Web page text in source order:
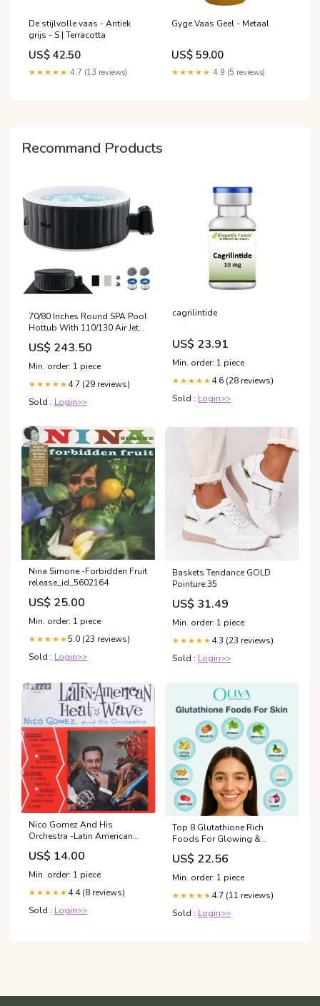
De stijlvolle vaas - Antiek
grijs - S | Terracotta
US$ 42.50
★★★★★ 4.7 (13 reviews)
Gyge Vaas Geel - Metaal
US$ 59.00
★★★★★ 4.9 (5 reviews)
Recommand Products
70/80 Inches Round SPA Pool
Hottub With 110/130 Air Jets
Electric Heater Pump-L NINJA
US$ 243.50
Min. order: 1 piece
★★★★★ 4.7 (29 reviews)
Sold : Login>>
cagrilintide
US$ 23.91
Min. order: 1 piece
★★★★★ 4.6 (28 reviews)
Sold : Login>>
Nina Simone -Forbidden Fruit
release_id_5602164
US$ 25.00
Min. order: 1 piece
★★★★★5.0 (23 reviews)
Sold : Login>>
Baskets Tendance GOLD
Pointure:35
US$ 31.49
Min. order: 1 piece
★★★★★ 4.3 (23 reviews)
Sold : Login>>
Nico Gomez And His
Orchestra -Latin American
Heat Wave MeteorCity
US$ 14.00
Min. order: 1 piece
★★★★★ 4.4 (8 reviews)
Sold : Login>>
Top 8 Glutathione Rich
Foods For Glowing &
Healthy Skin
US$ 22.56
Min. order: 1 piece
★★★★★ 4.7 (11 reviews)
Sold : Login>>